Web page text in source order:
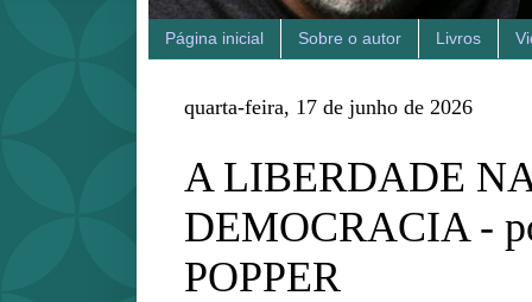
Página inicial Sobre o autor Livros
quarta-feira, 17 de junho de 2026
A LIBERDADE
DEMOCRACIA -
POPPER